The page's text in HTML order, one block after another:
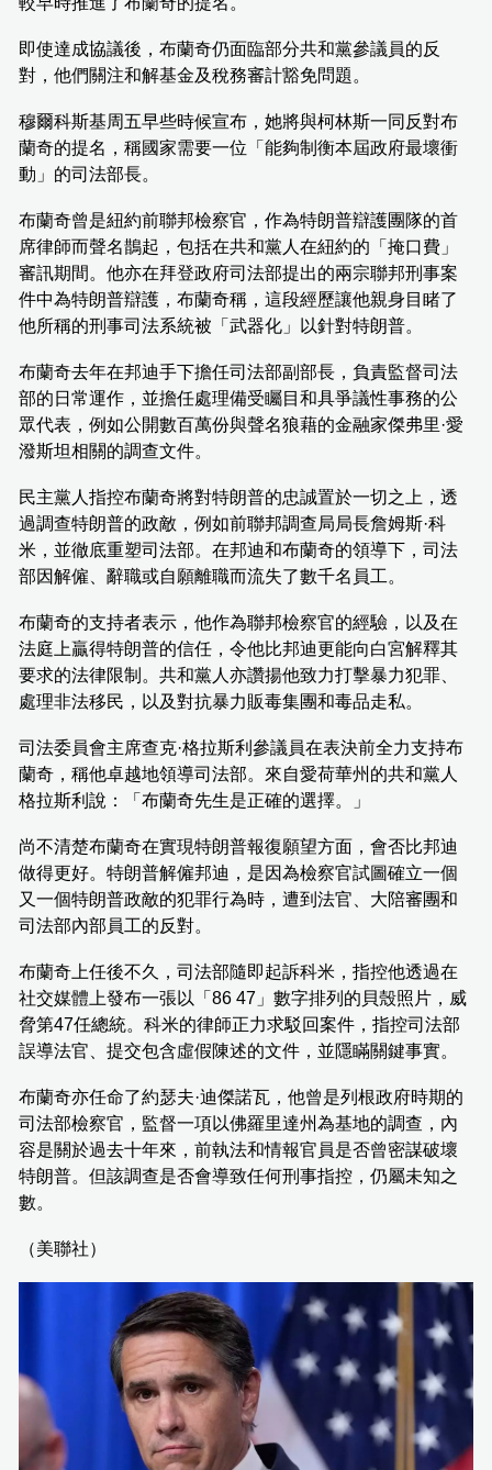
即使達成協議後，布蘭奇仍面臨部分共和黨參議員的反
對，他們關注和解基金及稅務審計豁免問題。
穆爾科斯基周五早些時候宣布，她將與柯林斯一同反對布
蘭奇的提名，稱國家需要一位「能夠制衡本屆政府最壞衝
動」的司法部長。
布蘭奇曾是紐約前聯邦檢察官，作為特朗普辯護團隊的首
席律師而聲名鵲起，包括在共和黨人在紐約的「掩口費」
審訊期間。他亦在拜登政府司法部提出的兩宗聯邦刑事案
件中為特朗普辯護，布蘭奇稱，這段經歷讓他親身目睹了
他所稱的刑事司法系統被「武器化」以針對特朗普。
布蘭奇去年在邦迪手下擔任司法部副部長，負責監督司法
部的日常運作，並擔任處理備受矚目和具爭議性事務的公
眾代表，例如公開數百萬份與聲名狼藉的金融家傑弗里·愛
潑斯坦相關的調查文件。
民主黨人指控布蘭奇將對特朗普的忠誠置於一切之上，透
過調查特朗普的政敵，例如前聯邦調查局局長詹姆斯·科
米，並徹底重塑司法部。在邦迪和布蘭奇的領導下，司法
部因解僱、辭職或自願離職而流失了數千名員工。
布蘭奇的支持者表示，他作為聯邦檢察官的經驗，以及在
法庭上贏得特朗普的信任，令他比邦迪更能向白宮解釋其
要求的法律限制。共和黨人亦讚揚他致力打擊暴力犯罪、
處理非法移民，以及對抗暴力販毒集團和毒品走私。
司法委員會主席查克·格拉斯利參議員在表決前全力支持布
蘭奇，稱他卓越地領導司法部。來自愛荷華州的共和黨人
格拉斯利說：「布蘭奇先生是正確的選擇。」
尚不清楚布蘭奇在實現特朗普報復願望方面，會否比邦迪
做得更好。特朗普解僱邦迪，是因為檢察官試圖確立一個
又一個特朗普政敵的犯罪行為時，遭到法官、大陪審團和
司法部內部員工的反對。
布蘭奇上任後不久，司法部隨即起訴科米，指控他透過在
社交媒體上發布一張以「86 47」數字排列的貝殼照片，威
脅第47任總統。科米的律師正力求駁回案件，指控司法部
誤導法官、提交包含虛假陳述的文件，並隱瞞關鍵事實。
布蘭奇亦任命了約瑟夫·迪傑諾瓦，他曾是列根政府時期的
司法部檢察官，監督一項以佛羅里達州為基地的調查，內
容是關於過去十年來，前執法和情報官員是否曾密謀破壞
特朗普。但該調查是否會導致任何刑事指控，仍屬未知之
數。
（美聯社）